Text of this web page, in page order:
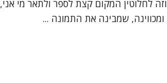
וזה לחלוטין המקום קצת לספר ולתאר
שמבינה את התמונה ...